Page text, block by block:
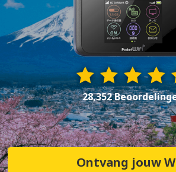
28,352
Ontvang jouw